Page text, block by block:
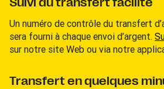
Suivi du transfert facilité
Un numéro de contrôle du transfert
sera fourni à chaque envoi d’argent.
sur notre site Web ou via notre
Transfert en quelques